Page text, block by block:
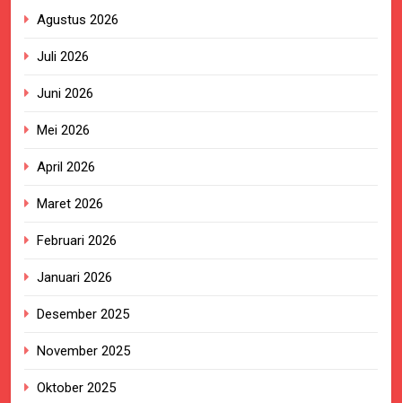
Agustus 2026
Juli 2026
Juni 2026
Mei 2026
April 2026
Maret 2026
Februari 2026
Januari 2026
Desember 2025
November 2025
Oktober 2025